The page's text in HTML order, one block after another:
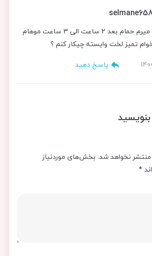
سلام من هر دعفه میرم حمام بعد ۲ ساعت الی ۳ ساعت موهام
تمیز لخت وایسته چیکار کنم ؟
پاسخ دهید
نخواهد شد. بخش‌های موردنیاز
*